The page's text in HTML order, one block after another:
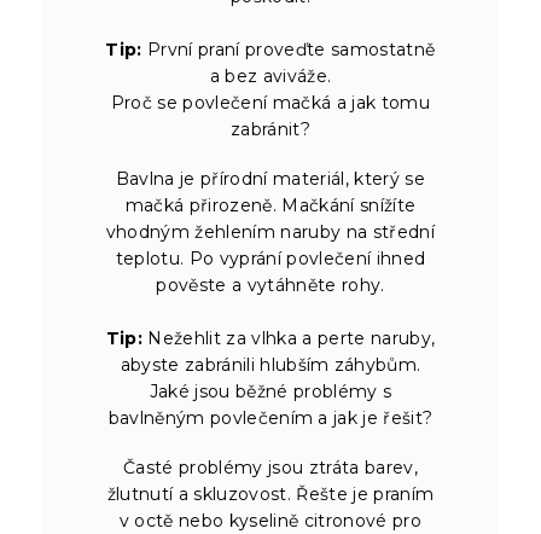
Tip: První praní proveďte samostatně
a bez aviváže.
Proč se povlečení mačká a jak tomu
zabránit?
Bavlna je přírodní materiál, který se
mačká přirozeně. Mačkání snížíte
vhodným žehlením naruby na střední
teplotu. Po vyprání povlečení ihned
pověste a vytáhněte rohy.
Tip: Nežehlit za vlhka a perte naruby,
abyste zabránili hlubším záhybům.
Jaké jsou běžné problémy s
bavlněným povlečením a jak je řešit?
Časté problémy jsou ztráta barev,
žlutnutí a skluzovost. Řešte je praním
v octě nebo kyselině citronové pro